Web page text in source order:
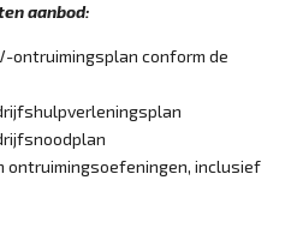
aanbod:
ontruimingsplan conform de
ontruimingsoefeningen, inclusief